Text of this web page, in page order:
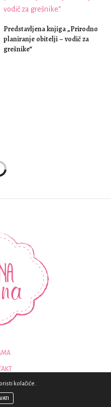
Predstavljena knjiga „Prirodno
planiranje obitelji – vodič za
grešnike“
- ZENAVRSNA.COM
kolačiće.